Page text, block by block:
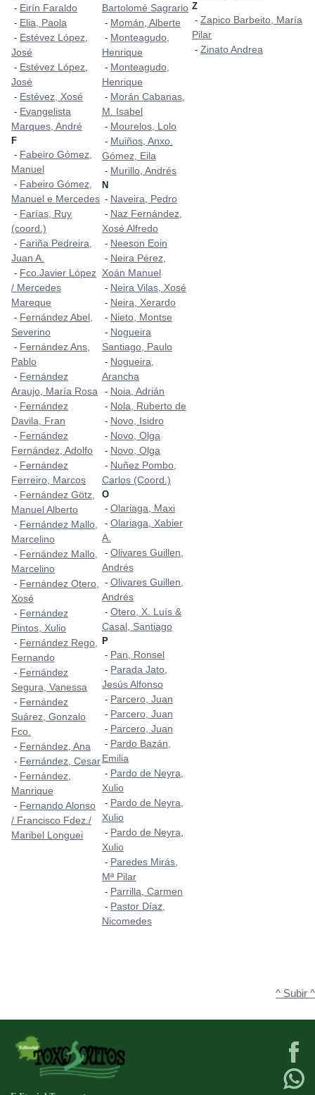
- Eirín Faraldo
- Elia, Paola
- Estévez López,
José
- Estévez López,
José
- Estévez, Xosé
- Evangelista
Marques, André
F
- Fabeiro Gómez,
Manuel
- Fabeiro Gómez,
Manuel e Mercedes
- Farías, Ruy
(coord.)
- Fariña Pedreira,
Juan A.
- Fco.Javier López
/ Mercedes
Mareque
- Fernández Abel,
Severino
- Fernández Ans,
Pablo
- Fernández
Araujo, María Rosa
- Fernández
Davila, Fran
- Fernández
Fernández, Adolfo
- Fernández
Ferreiro, Marcos
- Fernández Götz,
Manuel Alberto
- Fernández Mallo,
Marcelino
- Fernández Mallo,
Marcelino
- Fernández Otero,
Xosé
- Fernández
Pintos, Xulio
- Fernández Rego,
Fernando
- Fernández
Segura, Vanessa
- Fernández
Suárez, Gonzalo
Fco.
- Fernández, Ana
- Fernández, Cesar
- Fernández,
Manrique
- Fernando Alonso
/ Francisco Fdez./
Maribel Longuei
Bartolomé Sagrario
- Momán, Alberte
- Monteagudo,
Henrique
- Monteagudo,
Henrique
- Morán Cabanas,
M. Isabel
- Mourelos, Lolo
- Muiños, Anxo.
Gómez, Eila
- Murillo, Andrés
N
- Naveira, Pedro
- Naz Fernández,
Xosé Alfredo
- Neeson Eoin
- Neira Pérez,
Xoán Manuel
- Neira Vilas, Xosé
- Neira, Xerardo
- Nieto, Montse
- Nogueira
Santiago, Paulo
- Nogueira,
Arancha
- Noia, Adrián
- Nola, Ruberto de
- Novo, Isidro
- Novo, Olga
- Novo, Olga
- Nuñez Pombo,
Carlos (Coord.)
O
- Olariaga, Maxi
- Olariaga, Xabier
A.
- Olivares Guillen,
Andrés
- Olivares Guillen,
Andrés
- Otero, X. Luís &
Casal, Santiago
P
- Pan, Ronsel
- Parada Jato,
Jesús Alfonso
- Parcero, Juan
- Parcero, Juan
- Parcero, Juan
- Pardo Bazán,
Emilia
- Pardo de Neyra,
Xulio
- Pardo de Neyra,
Xulio
- Pardo de Neyra,
Xulio
- Paredes Mirás,
Mª Pilar
- Parrilla, Carmen
- Pastor Díaz,
Nicomedes
Z
- Zapico Barbeito, María
Pilar
- Zinato Andrea
^ Subir ^